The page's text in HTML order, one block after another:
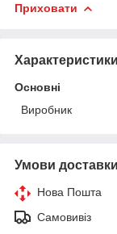
Приховати
Характеристики
Основні
Виробник
Умови доставки
Нова Пошта
Самовивіз